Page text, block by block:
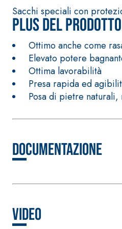
Sacchi speciali con
Plus del prodotto
Ottimo anche come
Elevato potere
Ottima lavorabilità
Presa rapida ed
Posa di pietre
Documentazione
VideoA 96 RESPHIRA
Collante-rasante